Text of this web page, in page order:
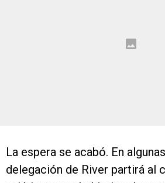
La espera se acabó. En
delegación de River partirá al